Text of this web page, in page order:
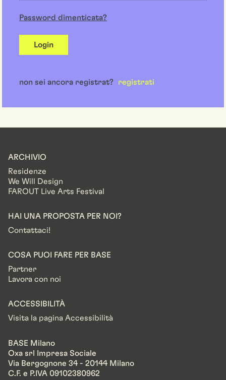
Password dimenticata?
Login
non sei ancora registrat? registrati
ARCHIVIO
Residenze
We Will Design
FAROUT Live Arts Festival
HAI UNA PROPOSTA PER NOI?
Contattaci!
COSA PUOI FARE PER BASE
Partner
Lavora con noi
ACCESSIBILITÀ
Visita la pagina Accessibilità
BASE Milano
Oxa srl Impresa Sociale
Via Bergognone 34 - 20144 Milano
C.F. e P.IVA 09102380962